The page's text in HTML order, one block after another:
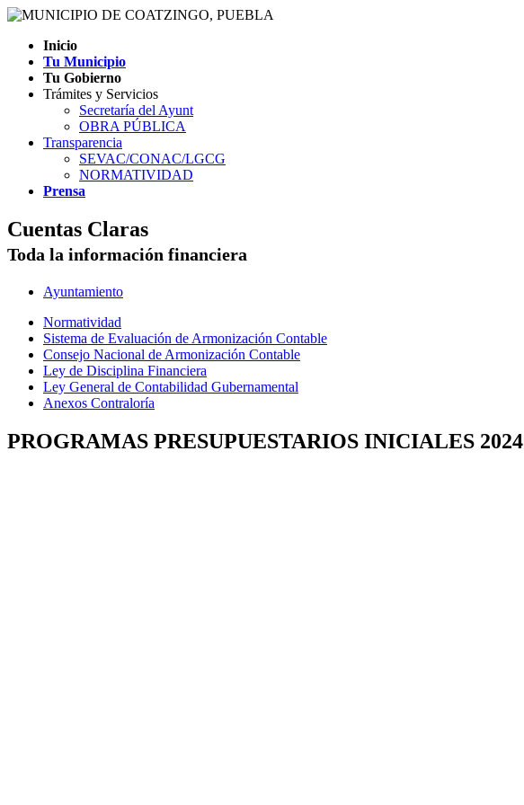
Inicio
Tu Municipio
Tu Gobierno
Trámites y Servicios
Secretaría del Ayunt
OBRA PÚBLICA
Transparencia
SEVAC/CONAC/LGCG
NORMATIVIDAD
Prensa
Cuentas Claras
Toda la información financiera
Ayuntamiento
Normatividad
Sistema de Evaluación de Armonización Contable
Consejo Nacional de Armonización Contable
Ley de Disciplina Financiera
Ley General de Contabilidad Gubernamental
Anexos Contraloría
PROGRAMAS PRESUPUESTARIOS INICIALES 2024